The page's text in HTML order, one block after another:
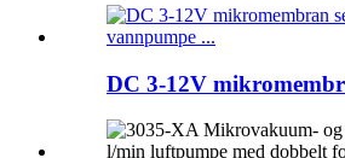
DC 3-12V